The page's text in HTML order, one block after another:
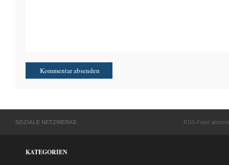
SOZIALE NETZWERKE RSS-Feed
KATEGORIEN